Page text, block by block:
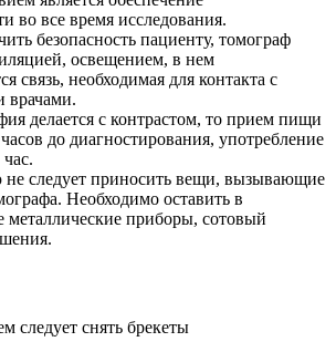
во все время исследования.
безопасность пациенту, томограф
освещением, в нем
связь, необходимая для контакта с
врачами.
делается с контрастом, то прием пищи
до диагностирования, употребление
следует приносить вещи, вызывающие
Необходимо оставить в
металлические приборы, сотовый
следует снять брекеты